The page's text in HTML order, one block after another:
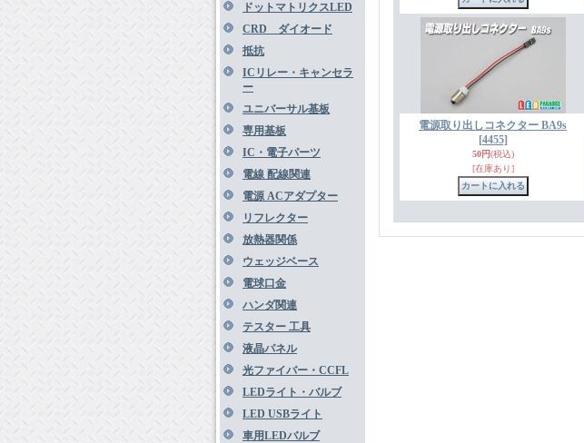
ドットマトリクスLED
CRD ダイオード
抵抗
ICリレー・キャンセラ
ー
ユニバーサル基板
専用基板
IC・電子パーツ
電線 配線関連
電源 ACアダプター
リフレクター
放熱器関係
ウェッジベース
電球口金
ハンダ関連
テスター 工具
液晶パネル
光ファイバー・CCFL
LEDライト・バルブ
LED USBライト
車用LEDバルブ
電源取り出しコネクター BA9s
[4455]
50円(税込)
[在庫あり]